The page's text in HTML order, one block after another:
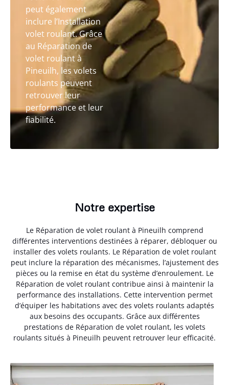
peut également
inclure l’Installation
volet roulant. Grâce
au Réparation de
volet roulant à
Pineuilh, les volets
roulants peuvent
retrouver leur
performance et leur
fiabilité.
Notre expertise
Le Réparation de volet roulant à Pineuilh comprend
différentes interventions destinées à réparer, débloquer ou
installer des volets roulants. Le Réparation de volet roulant
peut inclure la réparation des mécanismes, l’ajustement des
pièces ou la remise en état du système d’enroulement. Le
Réparation de volet roulant contribue ainsi à maintenir la
performance des installations. Cette intervention permet
d’équiper les habitations avec des volets roulants adaptés
aux besoins des occupants. Grâce aux différentes
prestations de Réparation de volet roulant, les volets
roulants situés à Pineuilh peuvent retrouver leur efficacité.